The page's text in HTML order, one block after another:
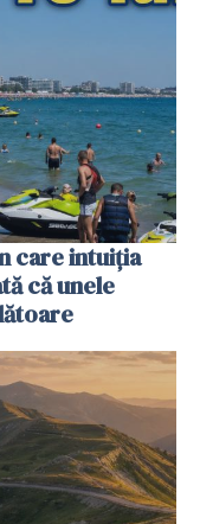
care intuiția
că unele